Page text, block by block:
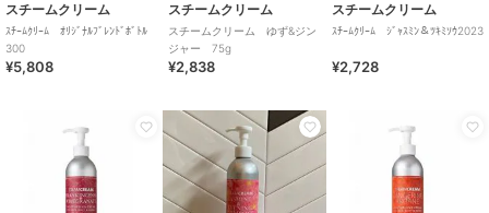
スチームクリーム
ｽﾁｰﾑｸﾘｰﾑ ｵﾘｼﾞﾅﾙﾌﾞﾚﾝﾄﾞﾎﾞﾄﾙ
300
¥5,808
スチームクリーム
スチームクリーム ゆず&ジン
ジャー 75g
¥2,838
スチームクリーム
ｽﾁｰﾑｸﾘｰﾑ ｼﾞｬｽﾐﾝ＆ﾂｷﾐｿｳ2023
¥2,728